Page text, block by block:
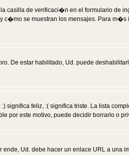
casilla de verificaci�n en el formulario de
c�mo se muestran los mensajes. Para
De estar habilitado, Ud. puede
feliz, :( significa triste. La lista
por este motivo, puede decidir borrarlo o
Ud. debe hacer un enlace URL a una